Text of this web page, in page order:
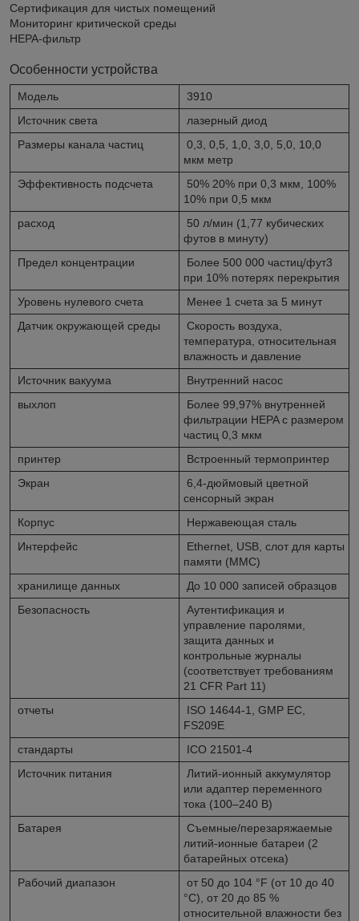
Сертификация для чистых помещений
Мониторинг критической среды
HEPA-фильтр
Особенности устройства
Модель
3910
Источник света
лазерный диод
Размеры канала частиц
0,3, 0,5, 1,0, 3,0, 5,0, 10,0
мкм метр
Эффективность подсчета
50% 20% при 0,3 мкм, 100%
10% при 0,5 мкм
расход
50 л/мин (1,77 кубических
футов в минуту)
Предел концентрации
Более 500 000 частиц/фут3
при 10% потерях перекрытия
Уровень нулевого счета
Менее 1 счета за 5 минут
Датчик окружающей среды
Скорость воздуха,
температура, относительная
влажность и давление
Источник вакуума
Внутренний насос
выхлоп
Более 99,97% внутренней
фильтрации HEPA с размером
частиц 0,3 мкм
принтер
Встроенный термопринтер
Экран
6,4-дюймовый цветной
сенсорный экран
Корпус
Нержавеющая сталь
Интерфейс
Ethernet, USB, слот для карты
памяти (MMC)
хранилище данных
До 10 000 записей образцов
Безопасность
Аутентификация и
управление паролями,
защита данных и
контрольные журналы
(соответствует требованиям
21 CFR Part 11)
отчеты
ISO 14644-1, GMP ЕС,
FS209E
стандарты
ICO 21501-4
Источник питания
Литий-ионный аккумулятор
или адаптер переменного
тока (100–240 В)
Батарея
Съемные/перезаряжаемые
литий-ионные батареи (2
батарейных отсека)
Рабочий диапазон
от 50 до 104 °F (от 10 до 40
°C), от 20 до 85 %
относительной влажности без